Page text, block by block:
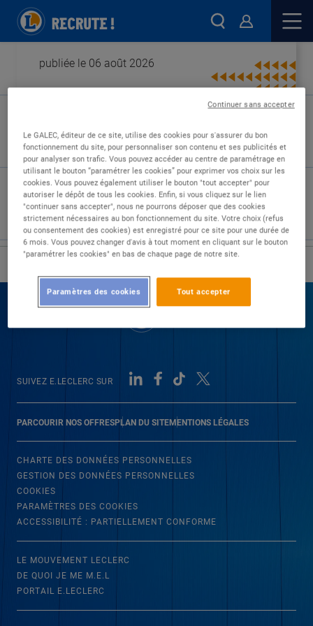
publiée le 06 août 2026
Type de contrat :
Expérience :
Études :
PARCOURIR NOS OFFRESPLAN DU SITEMENTIONS LÉGALES
SUIVEZ E.LECLERC SUR
CHARTE DES DONNÉES PERSONNELLES
GESTION DES DONNÉES PERSONNELLES
COOKIES
PARAMÈTRES DES COOKIES
ACCESSIBILITÉ : PARTIELLEMENT CONFORME
LE MOUVEMENT LECLERC
DE QUOI JE ME M.E.L
PORTAIL E.LECLERC
Le GALEC, éditeur de ce site, utilise des cookies pour s'assurer du bon
fonctionnement du site, pour personnaliser son contenu et ses publicités et
pour analyser son trafic. Vous pouvez accéder au centre de paramétrage en
utilisant le bouton “paramétrer les cookies” pour exprimer vos choix sur les
cookies. Vous pouvez également utiliser le bouton "tout accepter" pour
autoriser le dépôt de tous les cookies. Enfin, si vous cliquez sur le lien
"continuer sans accepter", nous ne pourrons déposer que des cookies
strictement nécessaires au bon fonctionnement du site. Votre choix (refus
ou consentement des cookies) est enregistré pour ce site pour une durée de
6 mois. Vous pouvez changer d'avis à tout moment en cliquant sur le bouton
"paramétrer les cookies" en bas de chaque page de notre site.
Tout accepter
Paramètres des cookies
Continuer sans accepter